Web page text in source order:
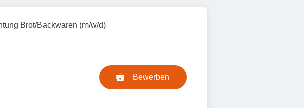
Brot/Backwaren (m/w/d)
Bewerben